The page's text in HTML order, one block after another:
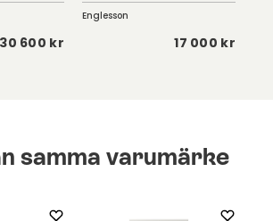
30 600 kr
Englesson
17 000 kr
samma varumärke